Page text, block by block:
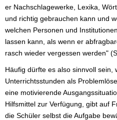
er Nachschlagewerke, Lexika,
und richtig gebrauchen kann und
welchen Personen und
lassen kann, als wenn er
rasch wieder vergessen werden"
Häufig dürfte es also sinnvoll sein,
Unterrichtsstunden als
eine motivierende
Hilfsmittel zur Verfügung, gibt auf
die Schüler selbst die Aufgabe